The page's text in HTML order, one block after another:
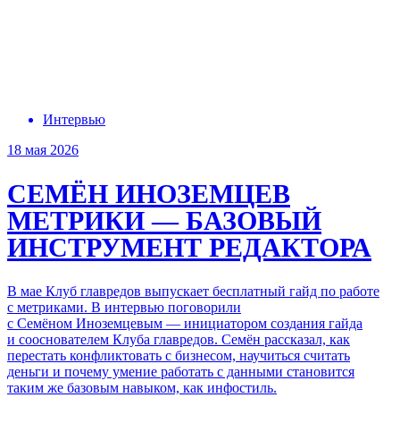
Интервью
18 мая 2026
СЕМЁН ИНОЗЕМЦЕВ
МЕТРИКИ — БАЗОВЫЙ
ИНСТРУМЕНТ РЕДАКТОРА
В мае Клуб главредов выпускает бесплатный гайд по работе
с метриками. В интервью поговорили
с Семёном Иноземцевым — инициатором создания гайда
и сооснователем Клуба главредов. Семён рассказал, как
перестать конфликтовать с бизнесом, научиться считать
деньги и почему умение работать с данными становится
таким же базовым навыком, как инфостиль.